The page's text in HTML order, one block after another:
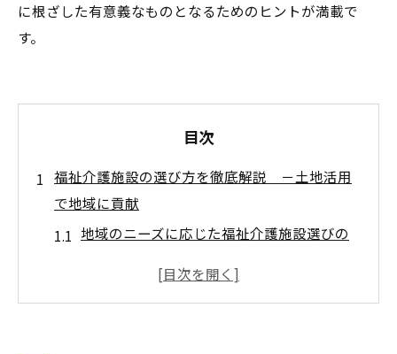
に根ざした有意義なものとなるためのヒントが満載で
す。
目次
福祉介護施設の選び方を徹底解説 －土地活用
で地域に貢献
地域のニーズに応じた福祉介護施設選びの
土地活用で実現する効果的な福祉介護施設